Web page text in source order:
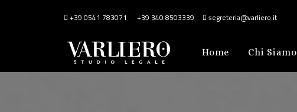
+39 0541 783071 +39 340 8503339 segreteria@varliero.it
Home Chi Siamo